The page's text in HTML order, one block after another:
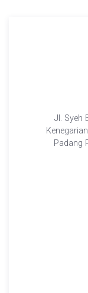
Jl. Syeh
Padang